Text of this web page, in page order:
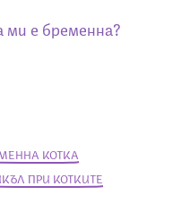
ми е бременна?
КОТКА
ПРИ КОТКИТЕ